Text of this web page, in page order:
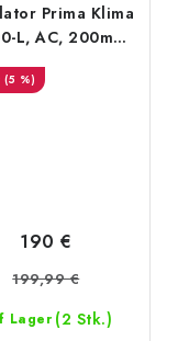
Prima Klima
L, AC, 200mm,
(5 %)
Lager (2 Stk.)
190 €
199,99 €